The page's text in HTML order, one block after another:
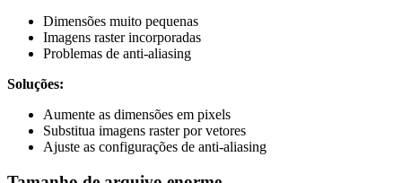
Dimensões muito pequenas
Imagens raster incorporadas
Problemas de anti-aliasing
Soluções:
Aumente as dimensões em pixels
Substitua imagens raster por vetores
Ajuste as configurações de anti-aliasing